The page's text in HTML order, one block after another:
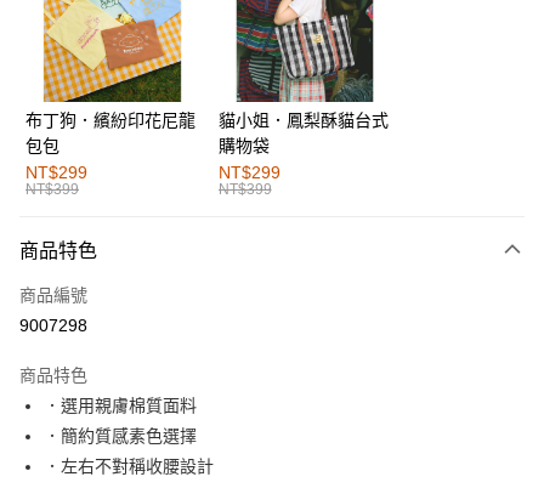
LINE Pay
街口支付
運送方式
全家取貨付款
每筆NT$60，滿NT$1,000(含以上)免運費
付款後全家取貨
萊爾富取貨付款
付款後萊爾富取貨
每筆NT$60，滿NT$1,000(含以上)免運費
7-11取貨付款
布丁狗．繽紛印花尼龍
包包
NT$299
NT$399
貓小姐．鳳梨酥貓台式
購物袋
NT$299
NT$399
商品特色
商品編號
9007298
商品特色
．選用親膚棉質面料
．簡約質感素色選擇
．左右不對稱收腰設計